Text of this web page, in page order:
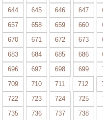
644 645 646 647
657 658 659 660
670 671 672 673
683 684 685 686
696 697 698 699
709 710 711 712
722 723 724 725
735 736 737 738